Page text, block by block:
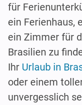
für
ein Ferienhaus,
ein Zimmer für
Brasilien zu
Ihr Urlaub in
oder einem
unvergesslich